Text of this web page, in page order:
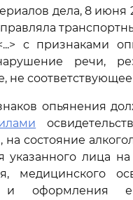
дела, 8 июня
с признаками
речи,
не
опьянения
состояние
указанного лица
медицинского
и оформления